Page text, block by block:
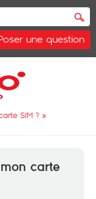
une question
SIM ? »
carte